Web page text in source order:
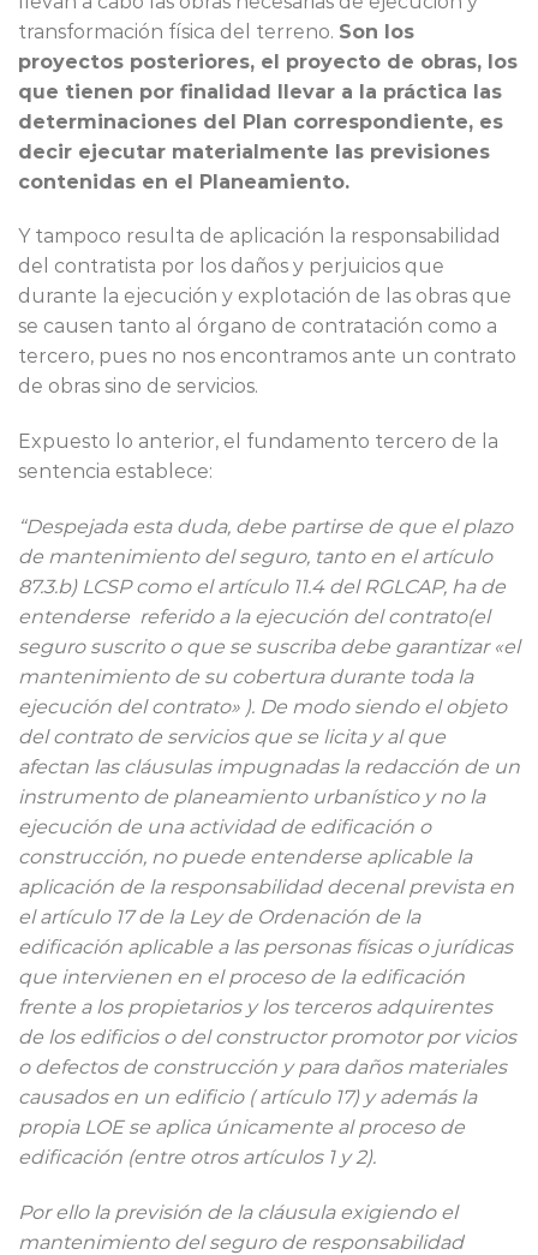
transformación física del terreno. Son los
proyectos posteriores, el proyecto de obras, los
que tienen por finalidad llevar a la práctica las
determinaciones del Plan correspondiente, es
decir ejecutar materialmente las previsiones
contenidas en el Planeamiento.
Y tampoco resulta de aplicación la responsabilidad
del contratista por los daños y perjuicios que
durante la ejecución y explotación de las obras que
se causen tanto al órgano de contratación como a
tercero, pues no nos encontramos ante un contrato
de obras sino de servicios.
Expuesto lo anterior, el fundamento tercero de la
sentencia establece:
“Despejada esta duda, debe partirse de que el plazo
de mantenimiento del seguro, tanto en el artículo
87.3.b) LCSP como el artículo 11.4 del RGLCAP, ha de
entenderse referido a la ejecución del contrato(el
seguro suscrito o que se suscriba debe garantizar «el
mantenimiento de su cobertura durante toda la
ejecución del contrato» ). De modo siendo el objeto
del contrato de servicios que se licita y al que
afectan las cláusulas impugnadas la redacción de un
instrumento de planeamiento urbanístico y no la
ejecución de una actividad de edificación o
construcción, no puede entenderse aplicable la
aplicación de la responsabilidad decenal prevista en
el artículo 17 de la Ley de Ordenación de la
edificación aplicable a las personas físicas o jurídicas
que intervienen en el proceso de la edificación
frente a los propietarios y los terceros adquirentes
de los edificios o del constructor promotor por vicios
o defectos de construcción y para daños materiales
causados en un edificio ( artículo 17) y además la
propia LOE se aplica únicamente al proceso de
edificación (entre otros artículos 1 y 2).
Por ello la previsión de la cláusula exigiendo el
mantenimiento del seguro de responsabilidad